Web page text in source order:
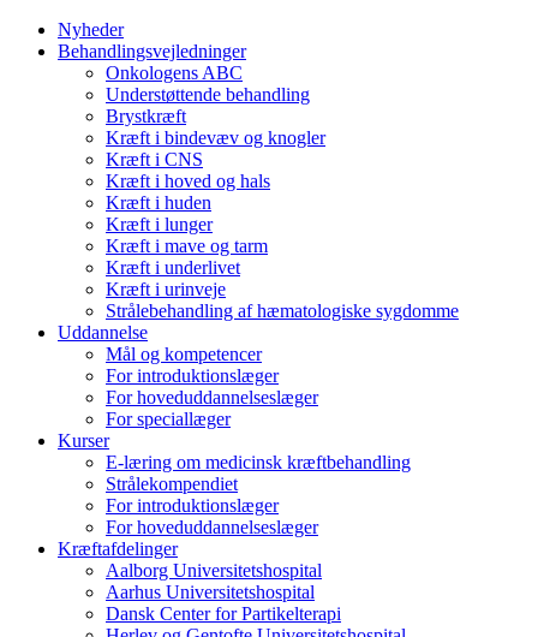
Nyheder
Behandlingsvejledninger
Onkologens ABC
Understøttende behandling
Brystkræft
Kræft i bindevæv og knogler
Kræft i CNS
Kræft i hoved og hals
Kræft i huden
Kræft i lunger
Kræft i mave og tarm
Kræft i underlivet
Kræft i urinveje
Strålebehandling af hæmatologiske sygdomme
Uddannelse
Mål og kompetencer
For introduktionslæger
For hoveduddannelseslæger
For speciallæger
Kurser
E-læring om medicinsk kræftbehandling
Strålekompendiet
For introduktionslæger
For hoveduddannelseslæger
Kræftafdelinger
Aalborg Universitetshospital
Aarhus Universitetshospital
Dansk Center for Partikelterapi